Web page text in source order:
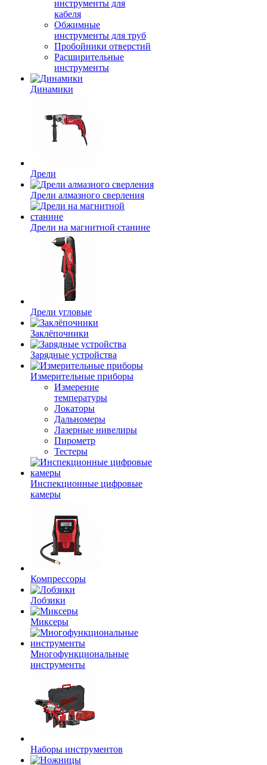
инструменты для
кабеля
Обжимные
инструменты для труб
Пробойники отверстий
Расширительные
инструменты
Динамики
Дрели
Дрели алмазного сверления
Дрели на магнитной станине
Дрели угловые
Заклёпочники
Зарядные устройства
Измерительные приборы
Измерение
температуры
Локаторы
Дальномеры
Лазерные нивелиры
Пирометр
Тестеры
Инспекционные цифровые
камеры
Компрессоры
Лобзики
Миксеры
Многофункциональные
инструменты
Наборы инструментов